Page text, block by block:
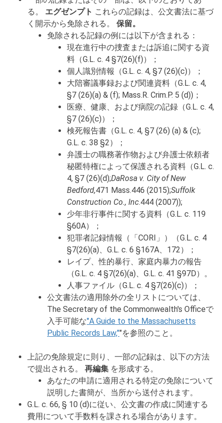
る。 エグゼンプト これらの記録は、公文書法に基づ
く開示から免除される。 保留。
免除される記録の例には以下が含まれる：
現在進行中の捜査または訴追に関する資
料（G.L. c. 4 §7(26)(f)）；
個人識別情報（G.L. c. 4, §7 (26)(c)）；
大陪審議事録および関連資料（G.L. c. 4,
§7 (26)(a) & (f); Mass.R. Crim.P. 5 (d))；
医療、健康、および病院の記録（G.L. c. 4,
§7 (26)(c)）；
検死報告書（G.L. c. 4, §7 (26) (a) & (c);
G.L. c. 38 §2）；
弁護士の職務著作物および弁護士依頼者
秘匿特権によって保護される資料（G.L. c.
4, §7 (26)(d);DaRosa v. City of New
Bedford,471 Mass.446 (2015);Suffolk
Construction Co., Inc.444 (2007));
少年非行事件に関する資料（G.L. c. 119
§60A）；
犯罪者記録情報（「CORI」）（G.L. c. 4
§7(26)(a)、G.L. c. 6 §167A、172）；
レイプ、性的暴行、家庭内暴力の報告
（G.L. c. 4 §7(26)(a)、G.L. c. 41 §97D）。
人事ファイル（G.L. c. 4 §7(26)(c)）；
公文書法の適用除外の全リストについては、
The Secretary of the Commonwealth's Officeで
入手可能な"A Guide to the Massachusetts
Public Records Law,""を参照のこと。
上記の免除規定に則り、一部の記録は、以下の方法
で提出される。 再編集 を形成する。
あなたの申請に適用される特定の免除について
説明した書簡が、当所から送付されます。
G.L. c. 66, § 10 (d)に従い、公文書の作成に関連する
費用について手数料を課される場合があります。